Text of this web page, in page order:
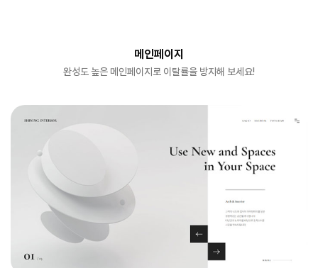
메인페이지
완성도 높은 메인페이지로 이탈률을 방지해 보세요!